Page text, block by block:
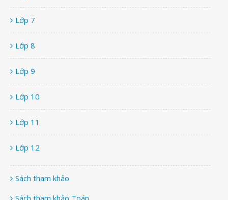
Lớp 7
Lớp 8
Lớp 9
Lớp 10
Lớp 11
Lớp 12
Sách tham khảo
Sách tham khảo Toán